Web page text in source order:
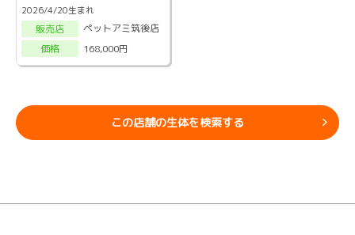
2026/4/20生まれ
販売店
ペットアミ筑後店
価格
168,000円
この店舗の生体を検索する